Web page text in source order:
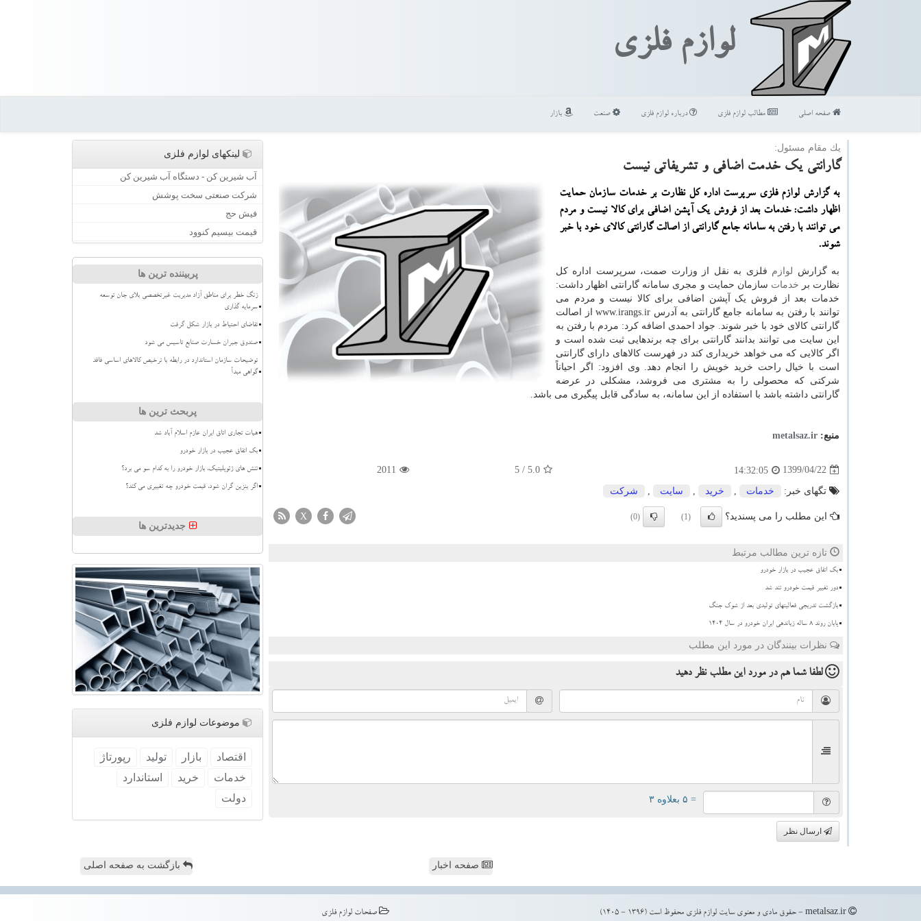
لوازم فلزی
صفحه اصلی مطالب لوازم فلزی درباره لوازم فلزی صنعت بازار
یك مقام مسئول:
گارانتی یك خدمت اضافی و تشریفاتی نیست
به گزارش لوازم فلزی سرپرست اداره كل نظارت بر خدمات سازمان حمایت
اظهار داشت: خدمات بعد از فروش یك آپشن اضافی برای كالا نیست و مردم
می توانند با رفتن به سامانه جامع گارانتی از اصالت گارانتی كالای خود با خبر
شوند.
به گزارش لوازم فلزی به نقل از وزارت صمت، سرپرست اداره کل
نظارت بر خدمات سازمان حمایت و مجری سامانه گارانتی اظهار داشت:
خدمات بعد از فروش یک آپشن اضافی برای کالا نیست و مردم می
توانند با رفتن به سامانه جامع گارانتی به آدرس www.irangs.ir از اصالت
گارانتی کالای خود با خبر شوند. جواد احمدی اضافه کرد: مردم با رفتن به
این سایت می توانند بدانند گارانتی برای چه برندهایی ثبت شده است و
اگر کالایی که می خواهد خریداری کند در فهرست کالاهای دارای گارانتی
است با خیال راحت خرید خویش را انجام دهد. وی افزود: اگر احیاناً
شرکتی که محصولی را به مشتری می فروشد، مشکلی در عرضه
گارانتی داشته باشد با استفاده از این سامانه، به سادگی قابل پیگیری می باشد.
منبع: metalsaz.ir
1399/04/22
14:32:05
5.0
/ 5
2011
تگهای خبر: خدمات خرید سایت شركت
این مطلب را می پسندید؟ (1)
(0)
X
تازه ترین مطالب مرتبط
بک اتفاق عجیب در بازار خودرو
دور تغییر قیمت خودرو تند شد
بازگشت تدریجی فعالیتهای تولیدی بعد از شوک جنگ
پایان روند ۸ ساله زیاندهی ایران خودرو در سال ۱۴۰۴
نظرات بینندگان در مورد این مطلب
لطفا شما همدر مورد این مطلب نظر دهید
= ۵ بعلاوه ۳
ارسال نظر
لینکهای لوازم فلزی
آب شیرین کن - دستگاه آب شیرین کن
شرکت صنعتی سخت پوشش
فیش حج
قیمت بیسیم کنوود
پربیننده ترین ها
زنگ خطر برای مناطق آزاد مدیریت غیرتخصصی بلای جان توسعه
سرمایه گذاری
تقاضای احتیاط در بازار شکل گرفت
صندوق جبران خسارت صنایع تاسیس می شود
توضیحات سازمان استاندارد در رابطه با ترخیص کالاهای اساسی فاقد
گواهی مبدأ
پربحث ترین ها
هیات تجاری اتاق ایران عازم اسلام آباد شد
بک اتفاق عجیب در بازار خودرو
تنش های ژئوپلیتیک، بازار خودرو را به کدام سو می برد؟
اگر بنزین گران شود، قیمت خودرو چه تغییری می کند؟
جدیدترین ها
موضوعات لوازم فلزی
اقتصاد بازار تولید
رپورتاژ
خدمات
خرید
استاندارد
دولت
صفحه اخبار بازگشت به صفحه اصلی
صفحات لوازم فلزی